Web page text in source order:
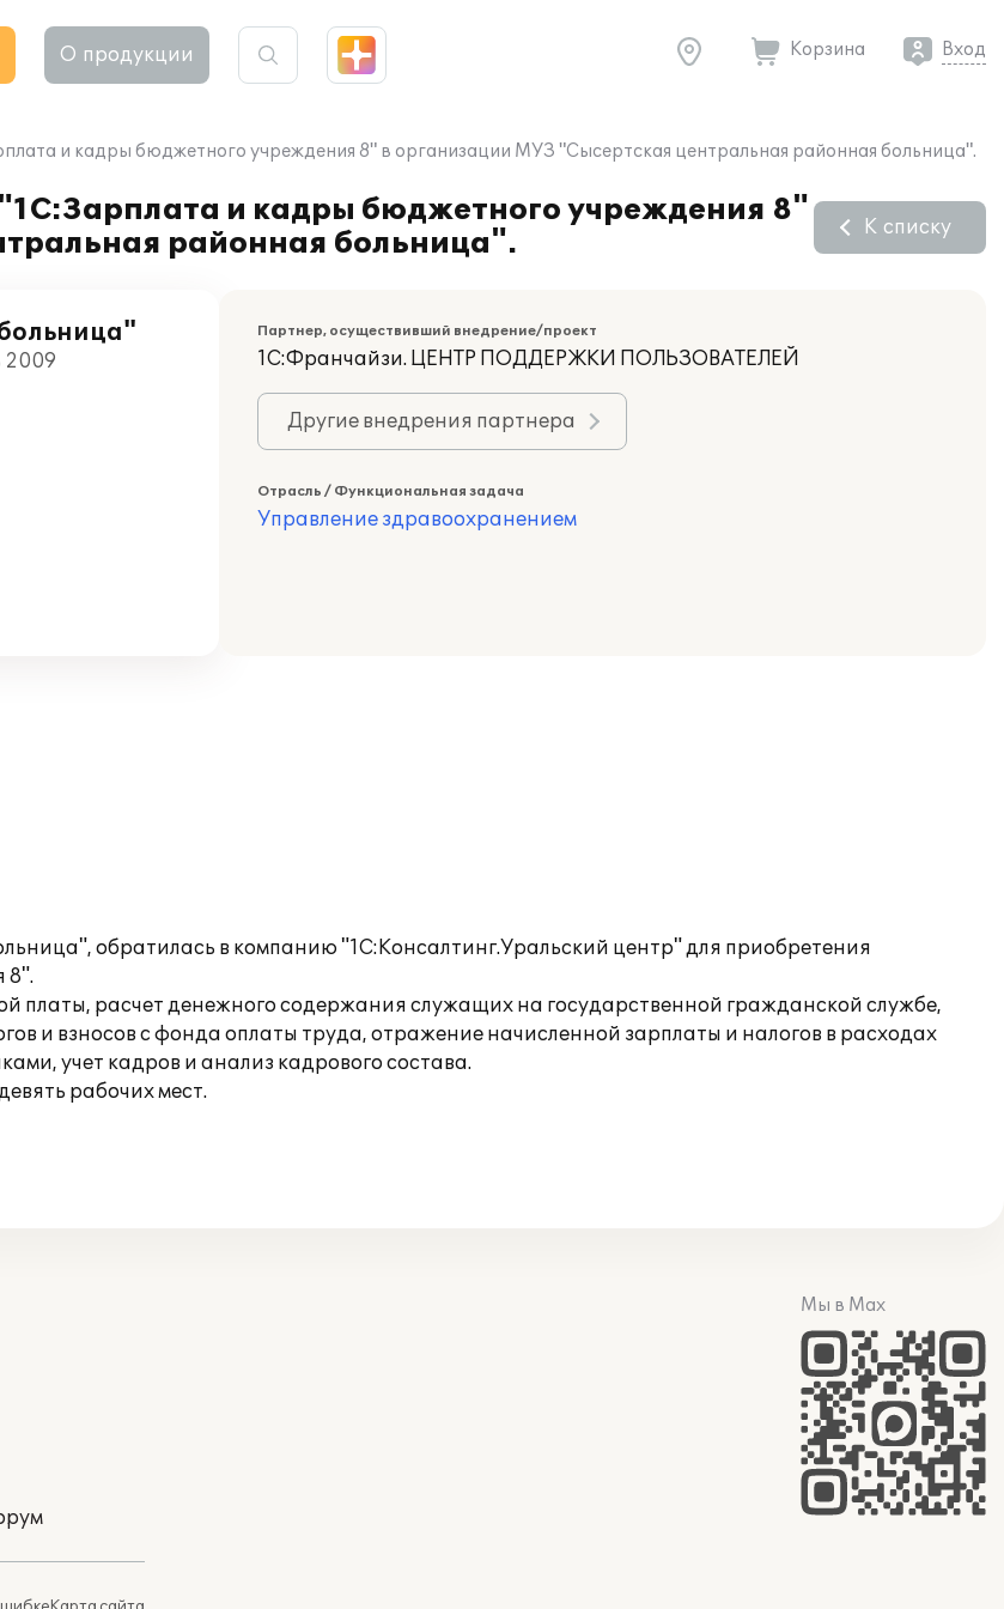
О продукции Корзина Вход
и кадры бюджетного учреждения 8" в организации МУЗ "Сысертская центральная районная больница".
и кадры бюджетного учреждения 8"
районная больница".
К списку
2009
Партнер, осуществивший внедрение/проект
1С:Франчайзи. ЦЕНТР ПОДДЕРЖКИ ПОЛЬЗОВАТЕЛЕЙ
Другие внедрения партнера
Отрасль / Функциональная задача
Управление здравоохранением
обратилась в компанию "1С:Консалтинг.Уральский центр" для приобретения
8".
платы, расчет денежного содержания служащих на государственной гражданской службе,
и взносов с фонда оплаты труда, отражение начисленной зарплаты и налогов в расходах
учет кадров и анализ кадрового состава.
рабочих мест.
Мы в Max